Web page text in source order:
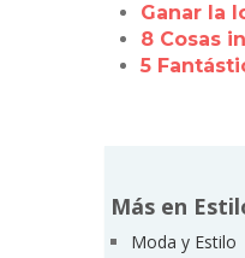
Ganar la
8 Cosas
5
Más en
Moda y Estilo